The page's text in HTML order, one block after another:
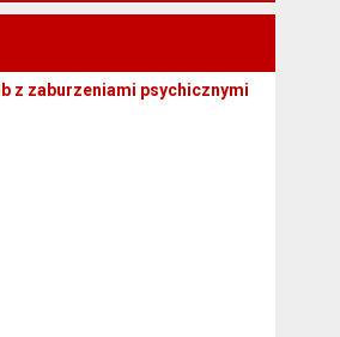
z zaburzeniami psychicznymi